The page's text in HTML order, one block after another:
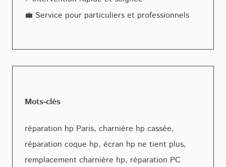
💼 Service pour particuliers et professionnels
Mots-clés
réparation hp Paris, charnière hp cassée,
réparation coque hp, écran hp ne tient plus,
remplacement charnière hp, réparation PC